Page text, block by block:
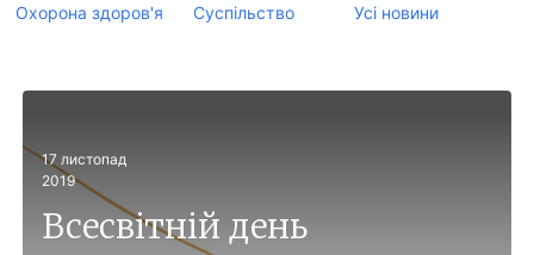
Охорона здоров'я Суспільство Усі новини
17 листопад
2019
Всесвітній день